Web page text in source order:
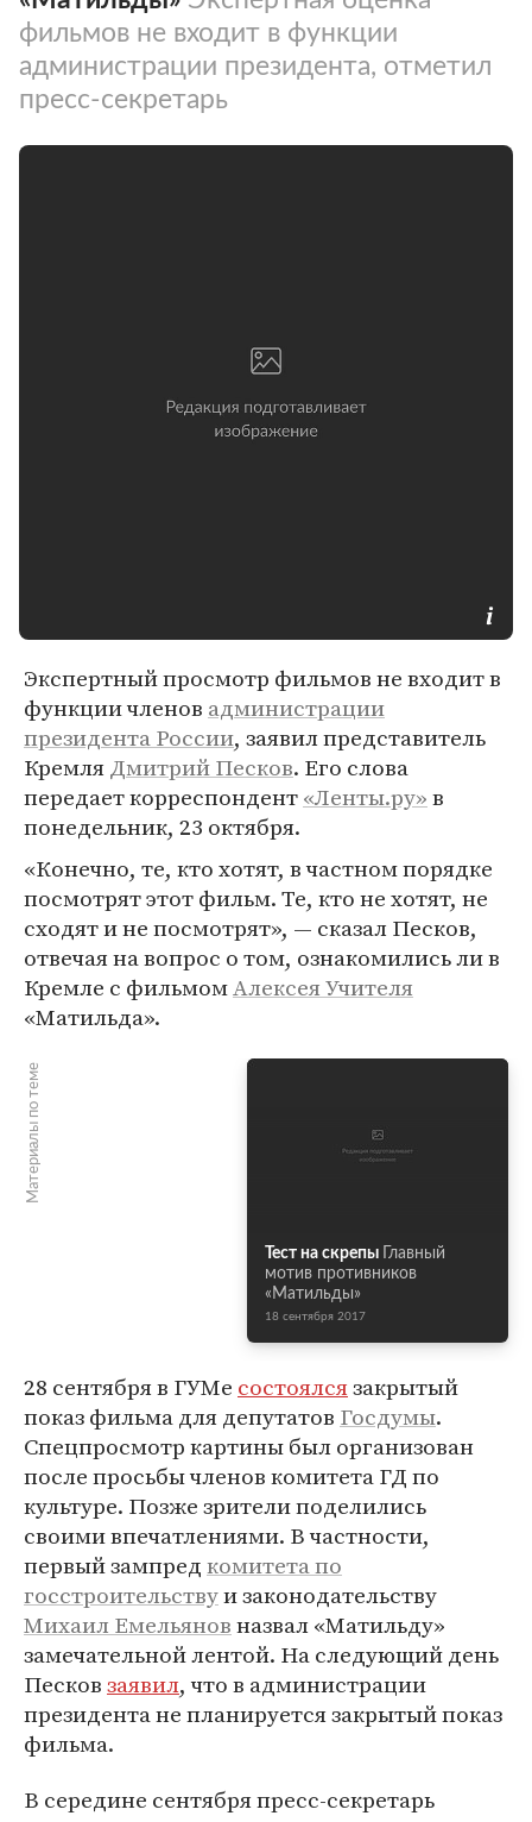
фильмов не входит в функции
администрации президента, отметил
пресс-секретарь
Экспертный просмотр фильмов не входит в
функции членов администрации
президента России, заявил представитель
КремляДмитрий Песков. Его слова
передает корреспондент«Ленты.ру»в
понедельник, 23 октября.
«Конечно, те, кто хотят, в частном порядке
посмотрят этот фильм. Те, кто не хотят, не
сходят и не посмотрят», — сказал Песков,
отвечая на вопрос о том, ознакомились ли в
Кремле с фильмомАлексея Учителя
«Матильда».
Материалы по теме
Тест на скрепы Главный
мотив противников
«Матильды»
18 сентября 2017
28 сентября в ГУМе состоялсязакрытый
показ фильма для депутатов Госдумы.
Спецпросмотр картины был организован
после просьбы членов комитета ГД по
культуре. Позже зрители поделились
своими впечатлениями. В частности,
первый зампредкомитета по
госстроительствуи законодательству
Михаил Емельяновназвал «Матильду»
замечательной лентой. На следующий день
Песковзаявил, что в администрации
президента не планируется закрытый показ
фильма.
В середине сентября пресс-секретарь